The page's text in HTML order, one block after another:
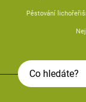
Pěstování